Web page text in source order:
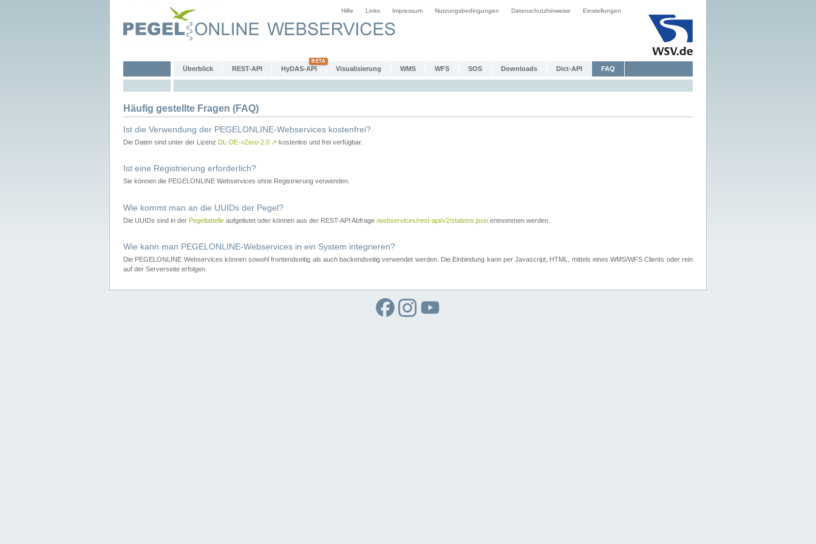
Hilfe Links Impressum Nutzungsbedingungen Datenschutzhinweise Einstellungen
Überblick REST-API HyDAS-API Visualisierung WMS WFS SOS Downloads Dict-API FAQ
Häufig gestellte Fragen (FAQ)
Ist die Verwendung der PEGELONLINE-Webservices kostenfrei?
Die Daten sind unter der Lizenz DL-DE->Zero-2.0 ↗ kostenlos und frei verfügbar.
Ist eine Registrierung erforderlich?
Sie können die PEGELONLINE Webservices ohne Registrierung verwenden.
Wie kommt man an die UUIDs der Pegel?
Die UUIDs sind in der Pegeltabelle aufgelistet oder können aus der REST-API Abfrage /webservices/rest-api/v2/stations.json entnommen werden.
Wie kann man PEGELONLINE-Webservices in ein System integrieren?
Die PEGELONLINE Webservices können sowohl frontendseitig als auch backendseitig verwendet werden. Die Einbindung kann per Javascript, HTML, mittels eines WMS/WFS Clients oder rein
auf der Serverseite erfolgen.